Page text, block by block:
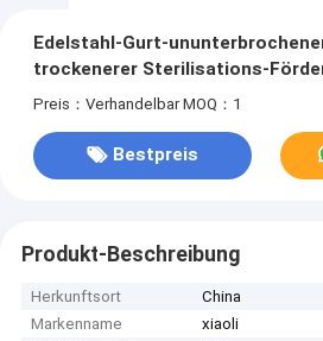
Edelstahl-Gurt-
trockenerer Sterilisations-
Maschine
Preis：Verhandelbar MOQ：1
Bestpreis
Produkt-Beschreibung
Herkunftsort
China
Markenname
xiaoli